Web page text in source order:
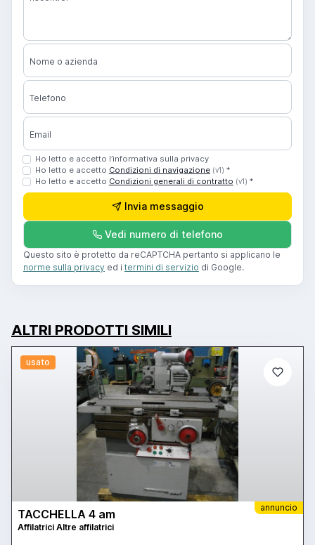
Nome o azienda
Telefono
Email
Ho letto e accetto l’informativa sulla privacy
Ho letto e accetto Condizioni di navigazione (v1) *
Ho letto e accetto Condizioni generali di contratto (v1) *
Invia messaggio
Vedi numero di telefono
Questo sito è protetto da reCAPTCHA pertanto si applicano le
norme sulla privacy ed i termini di servizio di Google.
ALTRI PRODOTTI SIMILI
usato
annuncio
TACCHELLA 4 am
Affilatrici Altre affilatrici